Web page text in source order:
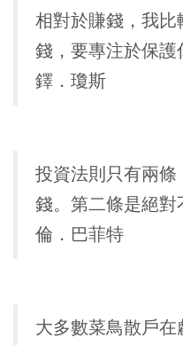
相對於賺錢，我
錢，要專注於保
鐸．瓊斯
投資法則只有兩
錢。第二條是絕
倫．巴菲特
大多數菜鳥散戶